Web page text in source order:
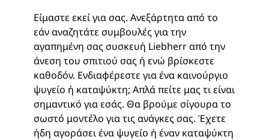
Είμαστε εκεί για σας. Ανεξάρτητα από το
εάν αναζητάτε συμβουλές για την
αγαπημένη σας συσκευή Liebherr από την
άνεση του σπιτιού σας ή ενώ βρίσκεστε
καθοδόν. Ενδιαφέρεστε για ένα καινούργιο
ψυγείο ή καταψύκτη; Απλά πείτε μας τι είναι
σημαντικό για εσάς. Θα βρούμε σίγουρα το
σωστό μοντέλο για τις ανάγκες σας. Έχετε
ήδη αγοράσει ένα ψυγείο ή έναν καταψύκτη